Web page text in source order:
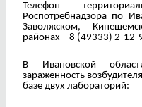
Телефон
Роспотребнадзора по
Заволжском,
районах – 8 (49333) 2-12-
В Ивановской
зараженность
базе двух лабораторий: